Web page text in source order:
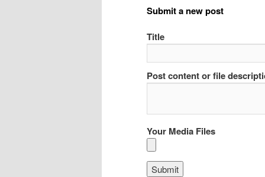
Submit a new post
Title
Post content or file
Your Media Files